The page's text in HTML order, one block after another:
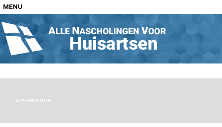
MENU
Home
Nascholingen op locatie (agenda)
ADVERTENTIE